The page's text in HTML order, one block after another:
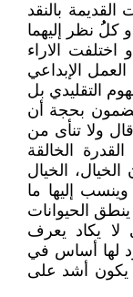
القديمة بالنقد
و كلُُ نظر إليهما
الاراء
الإبداعي
التقليدي بل
بحجة أن
ولا تنأى من
الخالقة
الخيال، الخيال
إليها ما
الحيوانات
لا يكاد يعرف
لها أساس في
يكون أشد على